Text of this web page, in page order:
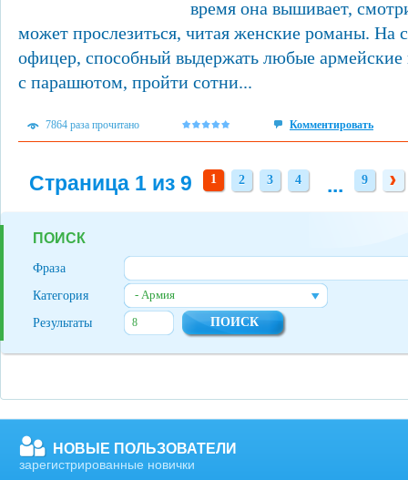
время она вышивает,
может прослезиться, читая женские романы. На
офицер, способный выдержать любые армейские
с парашютом, пройти сотни...
7864 раза прочитано Комментировать
Страница 1 из 9 1 2
2 3
3 4
4 ... 9
9
ПОИСК
Фраза
Категория
- Армия
Результаты
НОВЫЕ ПОЛЬЗОВАТЕЛИ
зарегистрированные новички